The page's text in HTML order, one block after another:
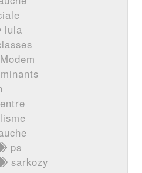
lula
Modem
ps
sarkozy